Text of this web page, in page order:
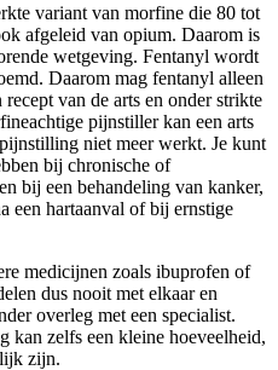
variant van morfine die 80 tot
afgeleid van opium. Daarom is
wetgeving. Fentanyl wordt
Daarom mag fentanyl alleen
van de arts en onder strikte
pijnstiller kan een arts
niet meer werkt. Je kunt
bij chronische of
bij een behandeling van kanker,
een hartaanval of bij ernstige
medicijnen zoals ibuprofen of
dus nooit met elkaar en
overleg met een specialist.
kan zelfs een kleine hoeveelheid,
zijn.